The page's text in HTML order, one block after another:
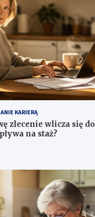
KARIERĄ
zlecenie wlicza się do
na staż?